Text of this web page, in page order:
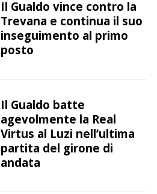
Il Gualdo vince contro la
Trevana e continua il suo
inseguimento al primo
posto
Il Gualdo batte
agevolmente la Real
Virtus al Luzi nell’ultima
partita del girone di
andata